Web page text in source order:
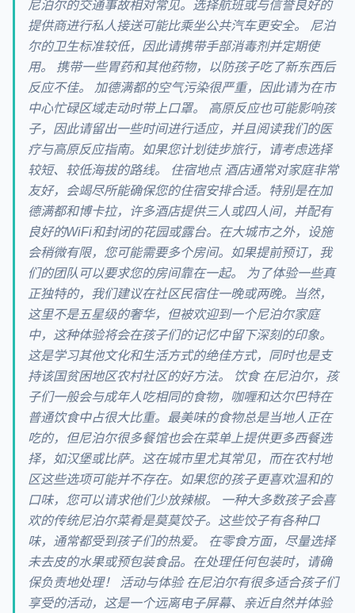
尼泊尔的交通事故相对常见。选择航班或与信誉良好的
提供商进行私人接送可能比乘坐公共汽车更安全。 尼泊
尔的卫生标准较低，因此请携带手部消毒剂并定期使
用。 携带一些胃药和其他药物，以防孩子吃了新东西后
反应不佳。 加德满都的空气污染很严重，因此请为在市
中心忙碌区域走动时带上口罩。 高原反应也可能影响孩
子，因此请留出一些时间进行适应，并且阅读我们的医
疗与高原反应指南。如果您计划徒步旅行，请考虑选择
较短、较低海拔的路线。 住宿地点 酒店通常对家庭非常
友好，会竭尽所能确保您的住宿安排合适。特别是在加
德满都和博卡拉，许多酒店提供三人或四人间，并配有
良好的WiFi和封闭的花园或露台。在大城市之外，设施
会稍微有限，您可能需要多个房间。如果提前预订，我
们的团队可以要求您的房间靠在一起。 为了体验一些真
正独特的，我们建议在社区民宿住一晚或两晚。当然，
这里不是五星级的奢华，但被欢迎到一个尼泊尔家庭
中，这种体验将会在孩子们的记忆中留下深刻的印象。
这是学习其他文化和生活方式的绝佳方式，同时也是支
持该国贫困地区农村社区的好方法。 饮食 在尼泊尔，孩
子们一般会与成年人吃相同的食物，咖喱和达尔巴特在
普通饮食中占很大比重。最美味的食物总是当地人正在
吃的，但尼泊尔很多餐馆也会在菜单上提供更多西餐选
择，如汉堡或比萨。这在城市里尤其常见，而在农村地
区这些选项可能并不存在。如果您的孩子更喜欢温和的
口味，您可以请求他们少放辣椒。 一种大多数孩子会喜
欢的传统尼泊尔菜肴是莫莫饺子。这些饺子有各种口
味，通常都受到孩子们的热爱。 在零食方面，尽量选择
未去皮的水果或预包装食品。在处理任何包装时，请确
保负责地处理！ 活动与体验 在尼泊尔有很多适合孩子们
享受的活动，这是一个远离电子屏幕、亲近自然并体验